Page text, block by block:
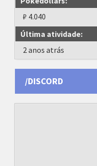
₽ 4.040
Última atividade:
2 anos atrás
/DISCORD